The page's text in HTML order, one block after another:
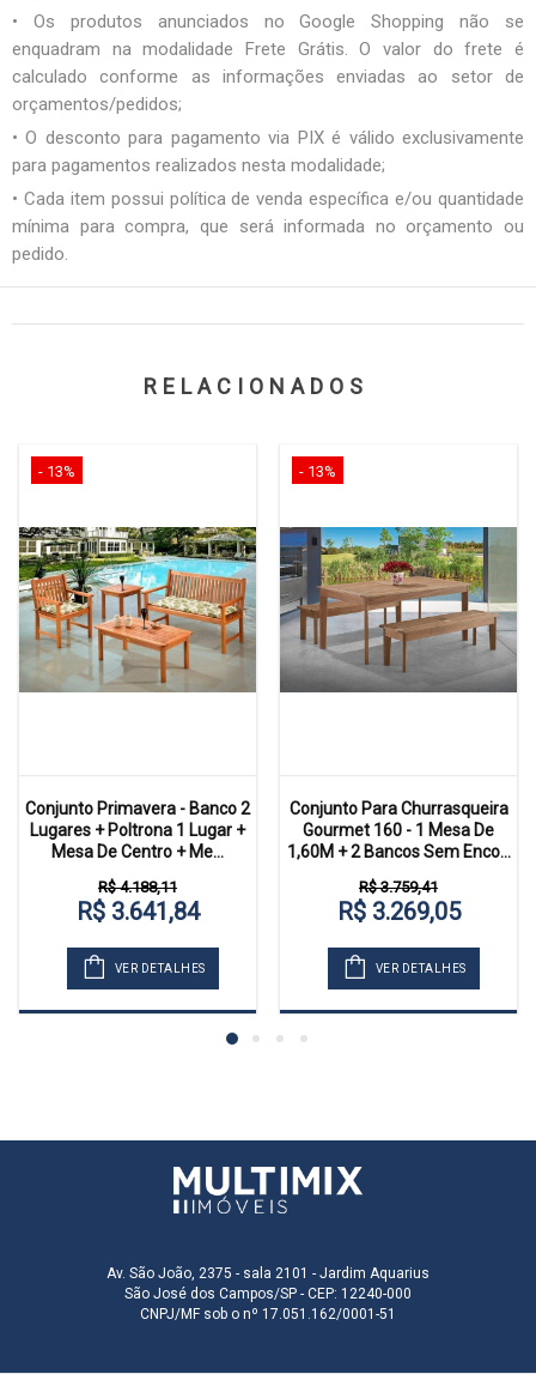
• Os produtos anunciados no Google Shopping não se
enquadram na modalidade Frete Grátis. O valor do frete é
calculado conforme as informações enviadas ao setor de
orçamentos/pedidos;
• O desconto para pagamento via PIX é válido exclusivamente
para pagamentos realizados nesta modalidade;
• Cada item possui política de venda específica e/ou quantidade
mínima para compra, que será informada no orçamento ou
pedido.
RELACIONADOS
- 13%
Conjunto Primavera - Banco 2
Lugares + Poltrona 1 Lugar +
Mesa De Centro + Me...
R$ 4.188,11
R$ 3.641,84
VER DETALHES
- 13%
Conjunto Para Churrasqueira
Gourmet 160 - 1 Mesa De
1,60M + 2 Bancos Sem Enco...
R$ 3.759,41
R$ 3.269,05
VER DETALHES
Av. São João, 2375 - sala 2101 - Jardim Aquarius
São José dos Campos/SP - CEP: 12240-000
CNPJ/MF sob o nº 17.051.162/0001-51